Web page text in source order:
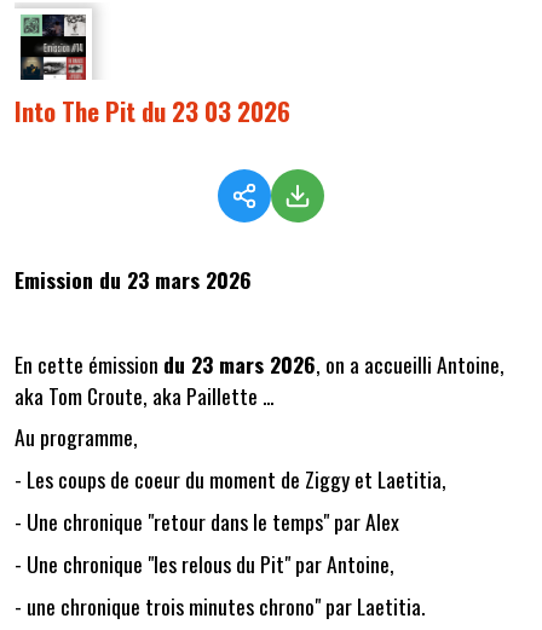
Into The Pit du 23 03 2026
Emission du 23 mars 2026
En cette émission du 23 mars 2026, on a accueilli Antoine,
aka Tom Croute, aka Paillette ...
Au programme,
- Les coups de coeur du moment de Ziggy et Laetitia,
- Une chronique "retour dans le temps" par Alex
- Une chronique "les relous du Pit" par Antoine,
- une chronique trois minutes chrono" par Laetitia.